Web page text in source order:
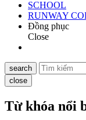
SCHOOL
RUNWAY
Đồng phục
Close
search
close
Từ khóa nổi